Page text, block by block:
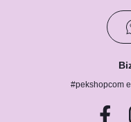
12,50
#pekshopcom